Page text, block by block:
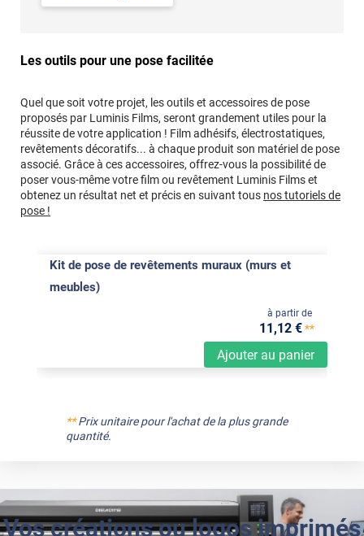
Les outils pour une pose facilitée
Quel que soit votre projet, les outils et accessoires de pose
proposés par Luminis Films, seront grandement utiles pour la
réussite de votre application ! Film adhésifs, électrostatiques,
revêtements décoratifs... à chaque produit son matériel de pose
associé. Grâce à ces accessoires, offrez-vous la possibilité de
poser vous-même votre film ou revêtement Luminis Films et
obtenez un résultat net et précis en suivant tous nos tutoriels de
pose !
Kit de pose de revêtements muraux (murs et
meubles)
Ajouter au panier
à partir de
11 ,12 €**
**Prix unitaire pour l'achat de la plus grande
quantité.
Vos créations ou logos imprimés